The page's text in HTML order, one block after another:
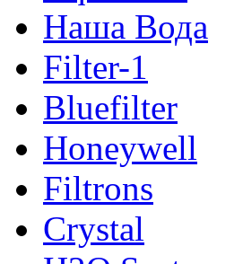
Наша Вода
Filter-1
Bluefilter
Honeywell
Filtrons
Crystal